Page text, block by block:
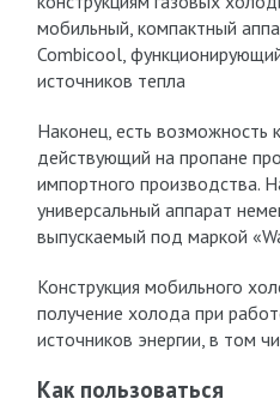
мобильный, компактный
Combicool,
источников тепла
Наконец, есть возможность
действующий на пропане
импортного производства.
универсальный аппарат
выпускаемый под маркой
Конструкция мобильного
получение холода при
источников энергии, в том
Как пользоваться